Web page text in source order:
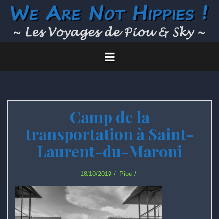
Skip
Camp de la
transportation à Saint-
Laurent-du-Maroni
18/10/2019 Piou